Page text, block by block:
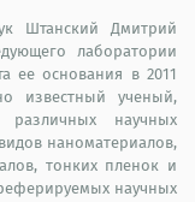
Штанский Дмитрий
лаборатории
ее основания в 2011
известный ученый,
научных
наноматериалов,
тонких пленок и
научных